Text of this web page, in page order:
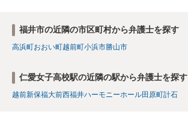
福井市の近隣の市区町村から弁護士を探す
高浜町おおい町越前町小浜市勝山市
仁愛女子高校駅の近隣の駅から弁護士を探す
越前新保福大前西福井ハーモニーホール田原町計石